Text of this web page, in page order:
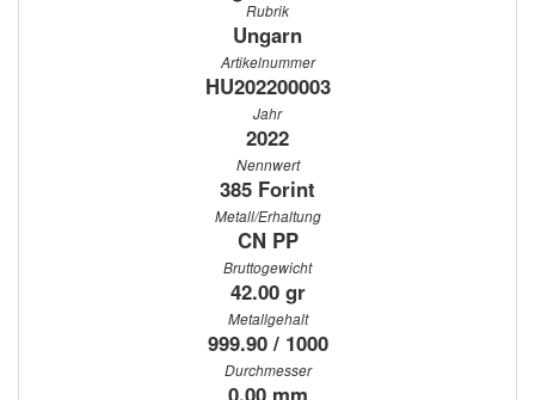
Rubrik
Ungarn
Artikelnummer
HU202200003
Jahr
2022
Nennwert
385 Forint
Metall/Erhaltung
CN PP
Bruttogewicht
42.00 gr
Metallgehalt
999.90 / 1000
Durchmesser
0.00 mm